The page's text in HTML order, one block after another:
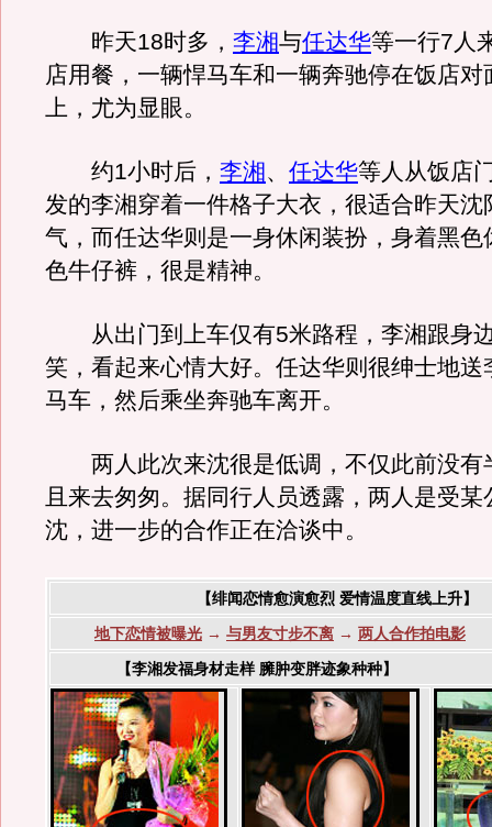
昨天18时多， 李湘与任达华等一行7人
店用餐，一辆悍马车和一辆奔驰停在饭店对
上，尤为显眼。
约1小时后， 李湘、 任达华等人从饭店
发的李湘穿着一件格子大衣，很适合昨天沈
气，而任达华则是一身休闲装扮，身着黑色
色牛仔裤，很是精神。
从出门到上车仅有5米路程，李湘跟身
笑，看起来心情大好。任达华则很绅士地送
马车，然后乘坐奔驰车离开。
两人此次来沈很是低调，不仅此前没有
且来去匆匆。据同行人员透露，两人是受某
沈，进一步的合作正在洽谈中。
【绯闻恋情愈演愈烈 爱情温度直线上升】
地下恋情被曝光 → 与男友寸步不离 → 两人合作拍电影
【李湘发福身材走样 臃肿变胖迹象种种】